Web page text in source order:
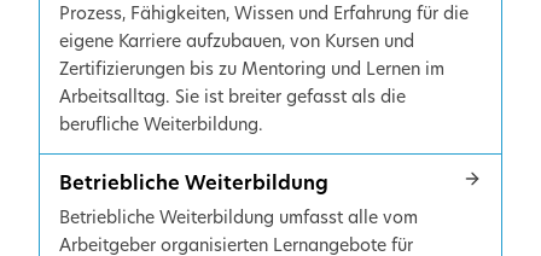
Prozess, Fähigkeiten, Wissen und Erfahrung für die
eigene Karriere aufzubauen, von Kursen und
Zertifizierungen bis zu Mentoring und Lernen im
Arbeitsalltag. Sie ist breiter gefasst als die
berufliche Weiterbildung.
Betriebliche Weiterbildung
Betriebliche Weiterbildung umfasst alle vom
Arbeitgeber organisierten Lernangebote für